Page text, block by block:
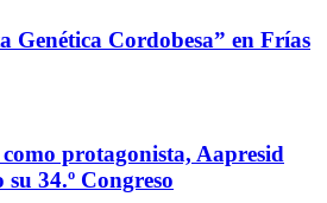
Genética Cordobesa” en Frías
protagonista, Aapresid
34.º Congreso